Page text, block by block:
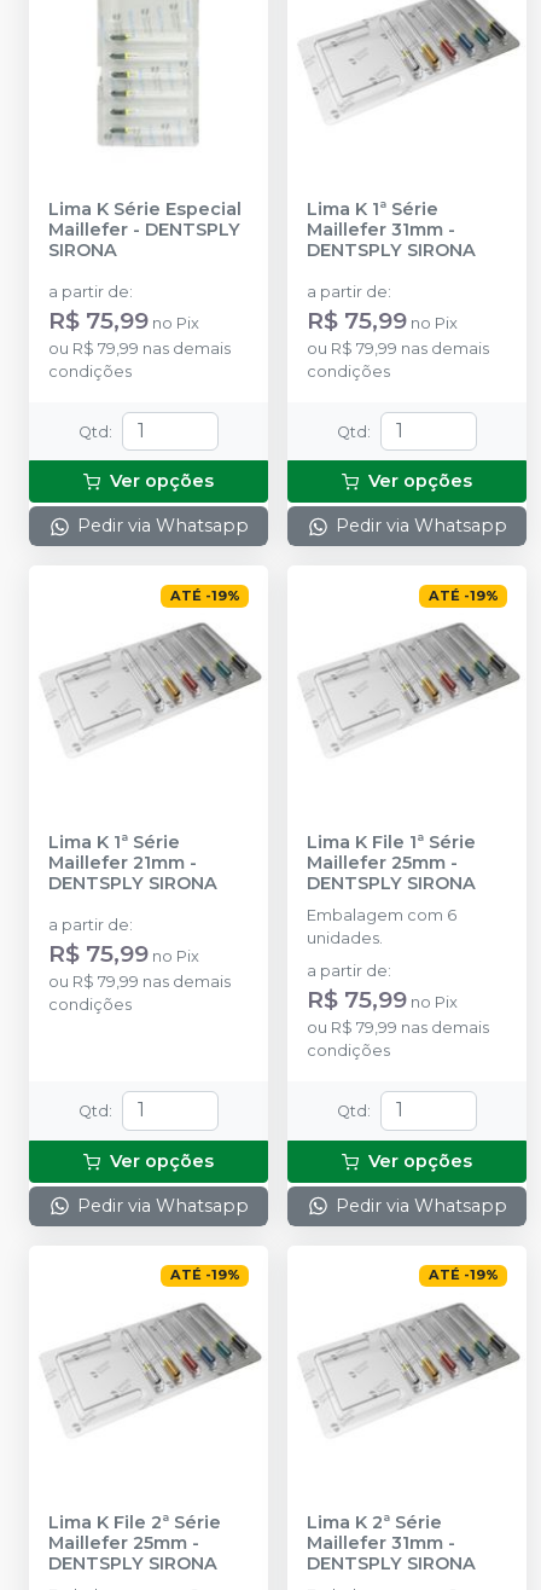
Lima K Série Especial
Maillefer - DENTSPLY
SIRONA
a partir de:
R$ 75,99 no Pix
ou R$ 79,99 nas demais
condições
Qtd:
Ver opções
Pedir via Whatsapp
Lima K 1ª Série
Maillefer 31mm -
DENTSPLY SIRONA
a partir de:
R$ 75,99 no Pix
ou R$ 79,99 nas demais
condições
Qtd:
Ver opções
Pedir via Whatsapp
ATÉ -19%
Lima K 1ª Série
Maillefer 21mm -
DENTSPLY SIRONA
a partir de:
R$ 75,99 no Pix
ou R$ 79,99 nas demais
condições
Qtd :
Ver opções
Pedir via Whatsapp
ATÉ -19%
Lima K File 1ª Série
Maillefer 25mm -
DENTSPLY SIRONA
Embalagem com 6
unidades.
a partir de:
R$ 75,99 no Pix
ou R$ 79,99 nas demais
condições
Qtd :
Ver opções
Pedir via Whatsapp
ATÉ -19%
Lima K File 2ª Série
Maillefer 25mm -
DENTSPLY SIRONA
ATÉ -19%
Lima K 2ª Série
Maillefer 31mm -
DENTSPLY SIRONA